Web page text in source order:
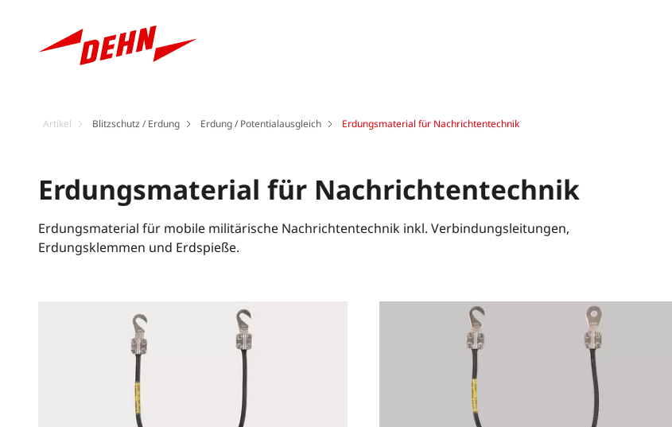
Artikel Blitzschutz / Erdung Erdung / Potentialausgleich Erdungsmaterial für Nachrichtentechnik
Erdungsmaterial für Nachrichtentechnik
Erdungsmaterial für mobile militärische Nachrichtentechnik inkl. Verbindungsleitungen,
Erdungsklemmen und Erdspieße.